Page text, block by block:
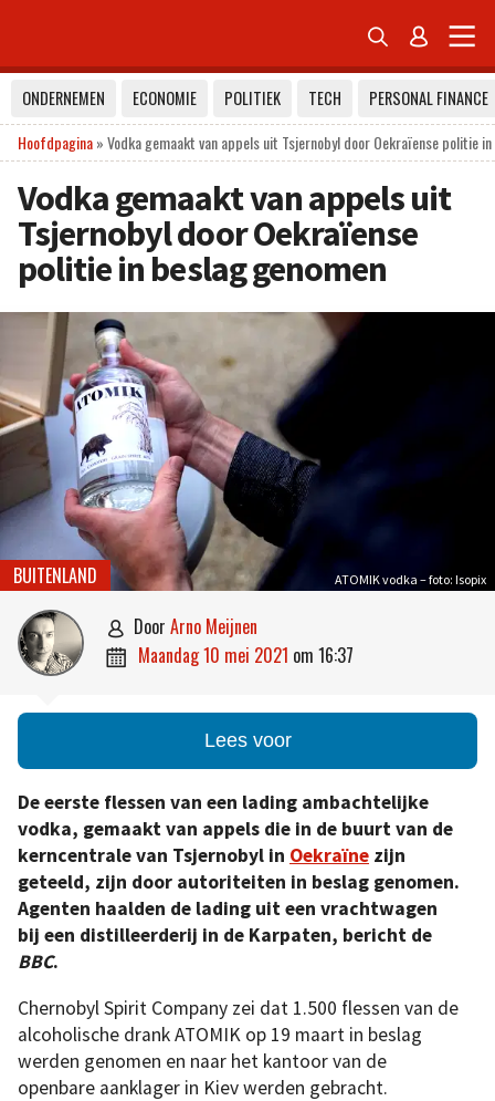
 
ONDERNEMEN ECONOMIE POLITIEK TECH
PERSONAL FINANCE
Hoofdpagina»Vodka gemaakt van appels uit Tsjernobyl door Oekraïense politie
Vodka gemaakt van appels uit
Tsjernobyl door Oekraïense
politie in beslag genomen
ATOMIK vodka – foto: Isopix
BUITENLAND
 door Arno Meijnen
 maandag 10 mei 2021 om 16:37
Lees voor
De eerste flessen van een lading ambachtelijke
vodka, gemaakt van appels die in de buurt van de
kerncentrale van Tsjernobyl in Oekraïne zijn
geteeld, zijn door autoriteiten in beslag genomen.
Agenten haalden de lading uit een vrachtwagen
bij een distilleerderij in de Karpaten, bericht de
BBC.
Chernobyl Spirit Company zei dat 1.500 flessen van de
alcoholische drank ATOMIK op 19 maart in beslag
werden genomen en naar het kantoor van de
openbare aanklager in Kiev werden gebracht.